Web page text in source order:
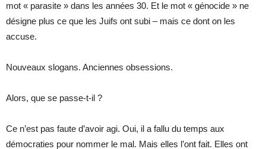
mot « parasite » dans les années 30. Et le mot « génocide » ne
désigne plus ce que les Juifs ont subi – mais ce dont on les
accuse.
Nouveaux slogans. Anciennes obsessions.
Alors, que se passe-t-il ?
Ce n’est pas faute d’avoir agi. Oui, il a fallu du temps aux
démocraties pour nommer le mal. Mais elles l’ont fait. Elles ont